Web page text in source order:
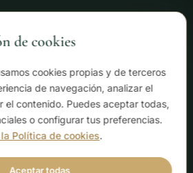
Murcia
de cookies
cookies propias y de terceros
de navegación, analizar el
el contenido. Puedes aceptar todas,
o configurar tus preferencias.
Política de cookies.
Aceptar todas